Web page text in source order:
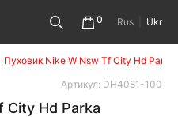
0 Rus Ukr
Пуховик Nike W Nsw Tf City Hd
Артикул: DH4081-100
City Hd Parka